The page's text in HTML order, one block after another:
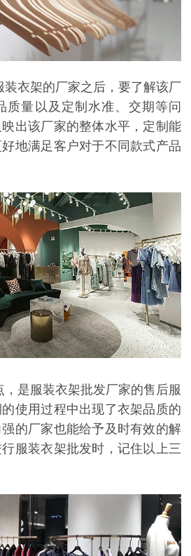
装衣架的厂家之后，要了解该厂
质量以及定制水准、交期等问
出该厂家的整体水平，定制能
地满足客户对于不同款式产品
是服装衣架批发厂家的售后服
使用过程中出现了衣架品质的
的厂家也能给予及时有效的解
服装衣架批发时，记住以上三